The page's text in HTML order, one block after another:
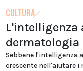
CULTURA
L'intelligenza
dermatologia
Sebbene l'intelligenza
crescente nell'aiutare i